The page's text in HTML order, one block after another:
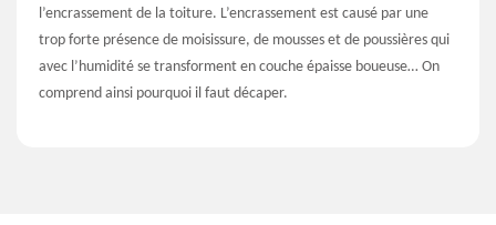
l’encrassement de la toiture. L’encrassement est causé par une
trop forte présence de moisissure, de mousses et de poussières qui
avec l’humidité se transforment en couche épaisse boueuse… On
comprend ainsi pourquoi il faut décaper.